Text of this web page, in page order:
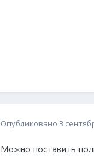
Опубликовано 3
Можно поставить